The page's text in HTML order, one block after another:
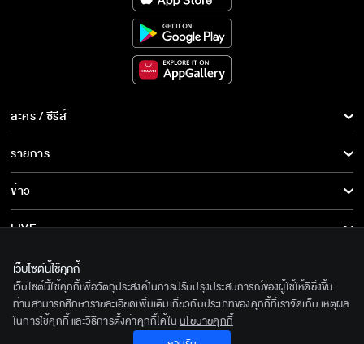
ละคร / ซีรีส์
ละคร/ซีรีส์
ซีรีส์นานาชาติ
การ์ตูน & เกม
รายการ
รายการทั้งหมด
ข่าว
ข่าวทั้งหมด
ข่าวประชาสัมพันธ์
LIVE
เกี่ยวกับเรา
BEC World
รู้จักเรา
ติดตามเราได้ที่
เว็บไซต์นี้ใช้คุกกี้
เว็บไซต์นี้ใช้คุกกี้เพื่อวัตถุประสงค์ในการปรับปรุงประสบการณ์ของผู้ใช้ให้ดียิ่งขึ้น
ท่านสามารถศึกษารายละเอียดเพิ่มเติมเกี่ยวกับประเภทของคุกกี้ที่เราจัดเก็บ เหตุผล
ในการใช้คุกกี้ และวิธีการตั้งค่าคุกกี้ได้ใน นโยบายคุกกี้